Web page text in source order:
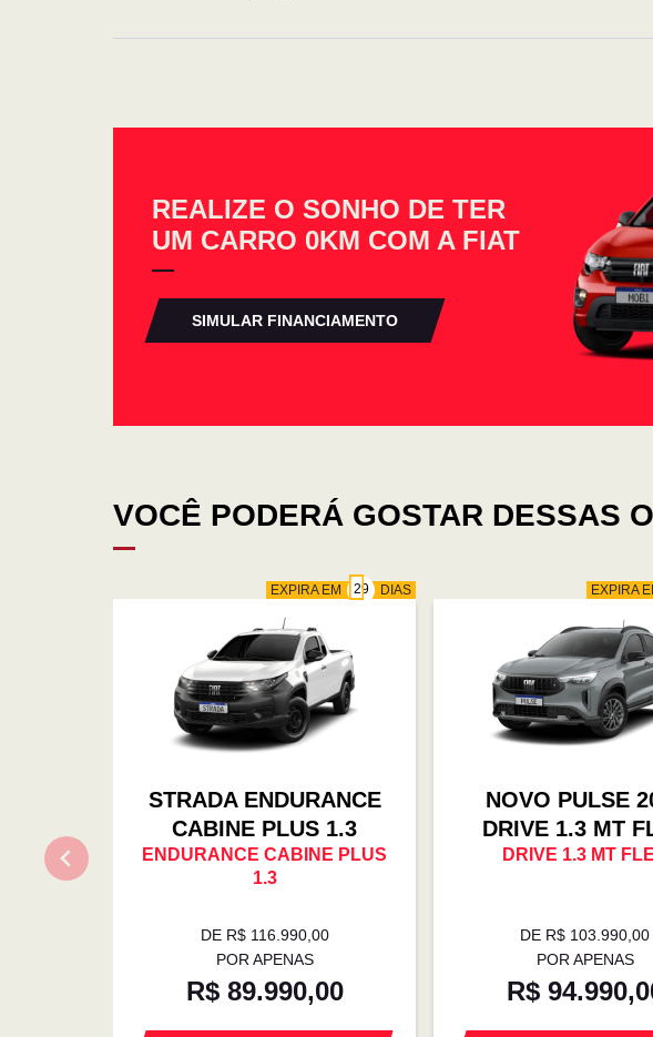
REALIZE O SONHO DE TER
UM CARRO 0KM COM A FIAT
SIMULAR FINANCIAMENTO
VOCÊ PODERÁ GOSTAR DESSAS
EXPIRA EM DIAS
STRADA ENDURANCE
CABINE PLUS 1.3
ENDURANCE CABINE PLUS
1.3
DE R$ 116.990,00
POR APENAS
R$ 89.990,00
EXPIRA
NOVO PULSE
DRIVE 1.3 MT
DRIVE 1.3 MT
DE R$ 103.990,00
POR APENAS
R$